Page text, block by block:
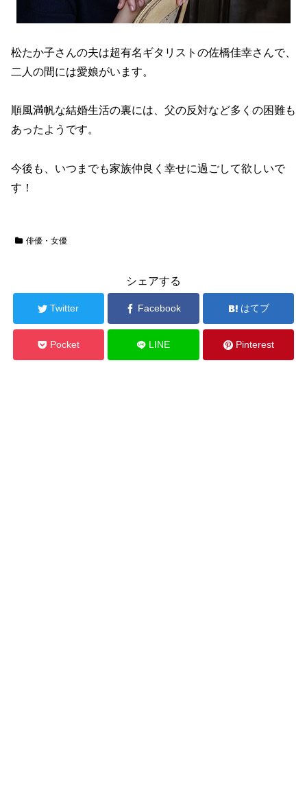
松たか子さんの夫は超有名ギタリストの佐橋佳幸さんで、
二人の間には愛娘がいます。
順風満帆な結婚生活の裏には、父の反対など多くの困難も
あったようです。
今後も、いつまでも家族仲良く幸せに過ごして欲しいで
す！
俳優・女優
シェアする
Twitter Facebook はてブ
Pocket LINE Pinterest